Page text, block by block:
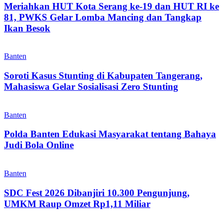
Meriahkan HUT Kota Serang ke-19 dan HUT RI ke
81, PWKS Gelar Lomba Mancing dan Tangkap
Ikan Besok
Banten
Soroti Kasus Stunting di Kabupaten Tangerang,
Mahasiswa Gelar Sosialisasi Zero Stunting
Banten
Polda Banten Edukasi Masyarakat tentang Bahaya
Judi Bola Online
Banten
SDC Fest 2026 Dibanjiri 10.300 Pengunjung,
UMKM Raup Omzet Rp1,11 Miliar